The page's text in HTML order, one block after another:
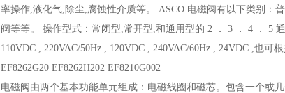
率操作,液化气,除尘,腐蚀性介质等。 ASCO 电磁阀有以下类别：
阀等等。 操作型式：常闭型,常开型,和通用型的 2 ． 3 ． 4 ． 5
110VDC , 220VAC/50Hz , 120VDC , 240VAC/60Hz , 24VDC ,也可
EF8262G20 EF8262H202 EF8210G002
电磁阀由两个基本功能单元组成：电磁线圈和磁芯。包含一个或